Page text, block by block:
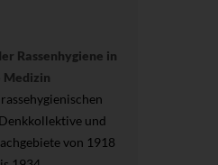
Rassenhygiene in
Medizin
und
von 1918